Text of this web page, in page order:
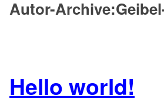
ZumAutor-Archive:
Hello world!